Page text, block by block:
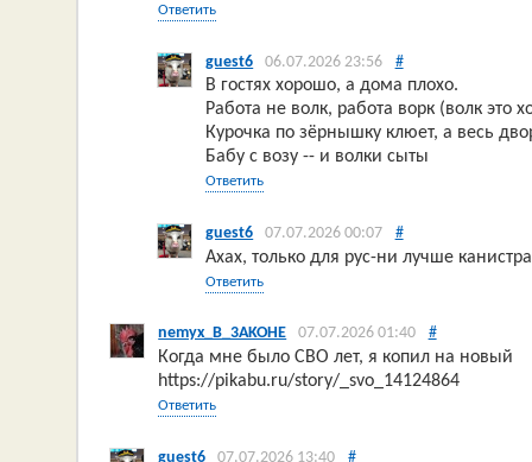
Ответить
guest6 06.07.2026 23:56 #
В гостях хорошо, а дома плохо.
Работа не волк, работа ворк (волк это
Курочка по зёрнышку клюет, а весь
Бабу с возу -- и волки сыты
Ответить
guest6 07.07.2026 00:07 #
Ахах, только для рус-ни лучше
Ответить
nemyx_B_3AKOHE 07.07.2026 01:40 #
Когда мне было СВО лет, я копил на новый
https://pikabu.ru/story/_svo_14124864
Ответить
guest6 07.07.2026 13:40 #